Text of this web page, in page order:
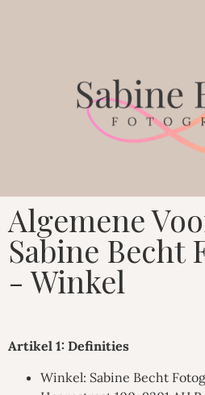
Algemene
Sabine Becht
- Winkel
Artikel 1: Definities
Winkel: Sabine Becht